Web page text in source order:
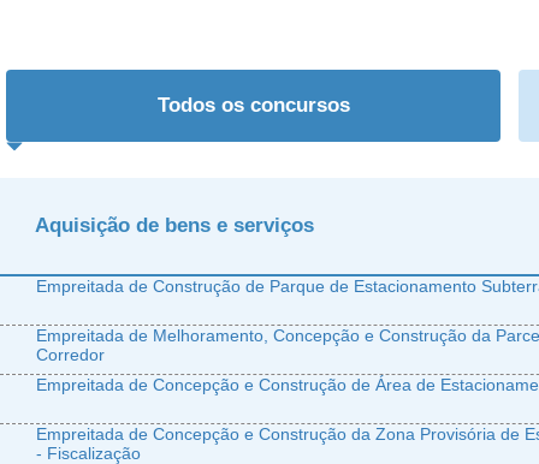
Todos os concursos
Aquisição de bens e serviços
Empreitada de Construção de Parque de Estacionamento
Empreitada de Melhoramento, Concepção e Construção da
Corredor
Empreitada de Concepção e Construção de Área de
Empreitada de Concepção e Construção da Zona Provisória de
- Fiscalização